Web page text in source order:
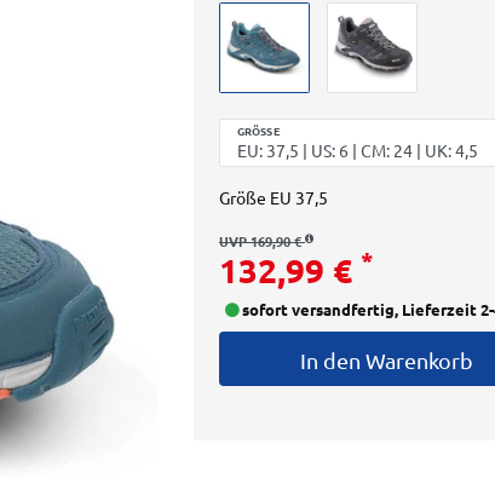
GRÖSSE
Größe EU 37,5
UVP 169,90 €
132,99 € *
sofort versandfertig, Lieferzeit
In den Warenkorb